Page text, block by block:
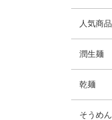
人気商品
潤生麺
乾麺
そうめん